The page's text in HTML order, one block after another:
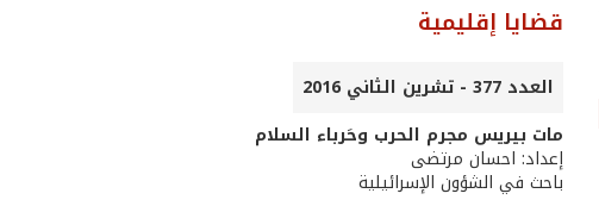
قضايا إقليمية
العدد 377 - تشرين الثاني 2016
مات بيريس مجرم الحرب وحَرباء السلام
إعداد: احسان مرتضى
باحث في الشؤون الإسرائيلية